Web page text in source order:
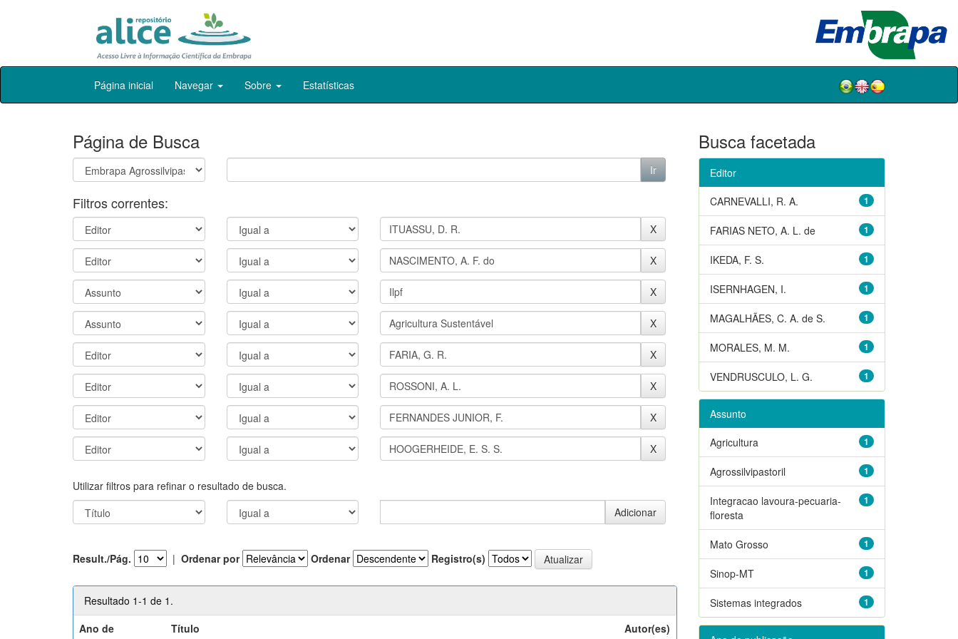
Skip
Página inicial Navegar Sobre Estatísticas
Página de Busca
Filtros correntes:
Utilizar filtros para refinar o resultado de busca.
Result./Pág. | Ordenar por Ordenar Registro(s)
Resultado 1-1 de 1.
Ano de
Título Autor(es)
Busca facetada
Editor
1
CARNEVALLI, R. A.
1
FARIAS NETO, A. L. de
1
IKEDA, F. S.
1
ISERNHAGEN, I.
1
MAGALHÃES, C. A. de S.
1
MORALES, M. M.
1
VENDRUSCULO, L. G.
Assunto
1
Agricultura
1
Agrossilvipastoril
1
Integracao lavoura-pecuaria-
floresta
1
Mato Grosso
1
Sinop-MT
1
Sistemas integrados